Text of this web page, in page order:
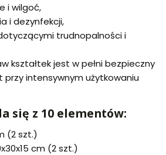
i wilgoć,
i dezynfekcji,
trudnopalności i
kształtek jest w pełni bezpieczny
przy intensywnym użytkowaniu
się z 10 elementów:
(2 szt.)
cm (2 szt.)